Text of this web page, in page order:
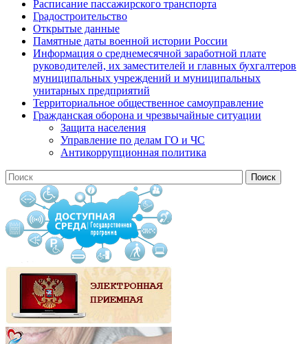
Расписание пассажирского транспорта
Градостроительство
Открытые данные
Памятные даты военной истории России
Информация о среднемесячной заработной плате
руководителей, их заместителей и главных бухгалтеров
муниципальных учреждений и муниципальных
унитарных предприятий
Территориальное общественное самоуправление
Гражданская оборона и чрезвычайные ситуации
Защита населения
Управление по делам ГО и ЧС
Антикоррупционная политика